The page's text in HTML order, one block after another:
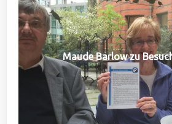
Maude Barlow zu